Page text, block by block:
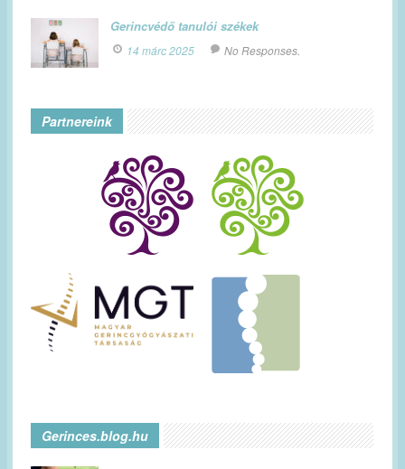
Gerincvédő tanulói székek
14 márc 2025 No Responses.
Partnereink
Gerinces.blog.hu